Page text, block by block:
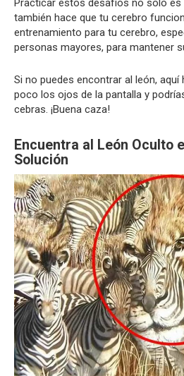
Practicar estos desafíos no solo es
también hace que tu cerebro
entrenamiento para tu cerebro,
personas mayores, para mantener
Si no puedes encontrar al león, aquí
poco los ojos de la pantalla y
cebras. ¡Buena caza!
Encuentra al León Oculto
Solución